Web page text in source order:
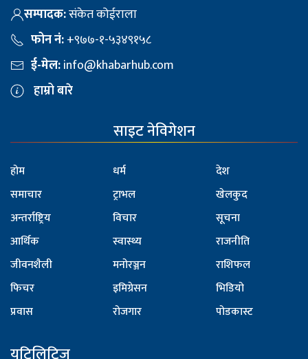
सम्पादक:संकेत कोईराला
फोन नं:+९७७-१-५३४९१५८
ई-मेल:info@khabarhub.com
हाम्रो बारे
साइट नेविगेशन
होम
समाचार
अन्तर्राष्ट्रिय
आर्थिक
जीवनशैली
फिचर
प्रवास
धर्म
ट्राभल
विचार
स्वास्थ्य
मनोरञ्जन
इमिग्रेसन
रोजगार
देश
खेलकुद
सूचना
राजनीति
राशिफल
भिडियो
पोडकास्ट